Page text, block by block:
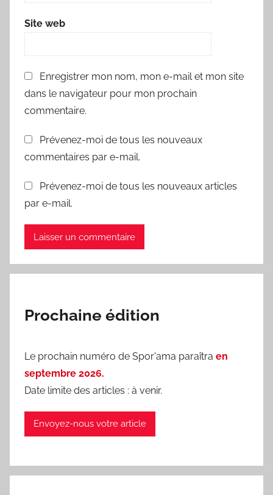
Site web
Enregistrer mon nom, mon e-mail et mon site
dans le navigateur pour mon prochain
commentaire.
Prévenez-moi de tous les nouveaux
commentaires par e-mail.
Prévenez-moi de tous les nouveaux articles
par e-mail.
Prochaine édition
Le prochain numéro de Spor'ama paraîtra en
septembre 2026.
Date limite des articles : à venir.
Envoyez-nous votre article